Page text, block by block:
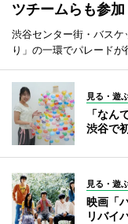
ツチームらも参加
渋谷センター街・バス
り」の一環でパレードが
見る・遊
「なん
渋谷で
見る・遊
映画「
リバイ